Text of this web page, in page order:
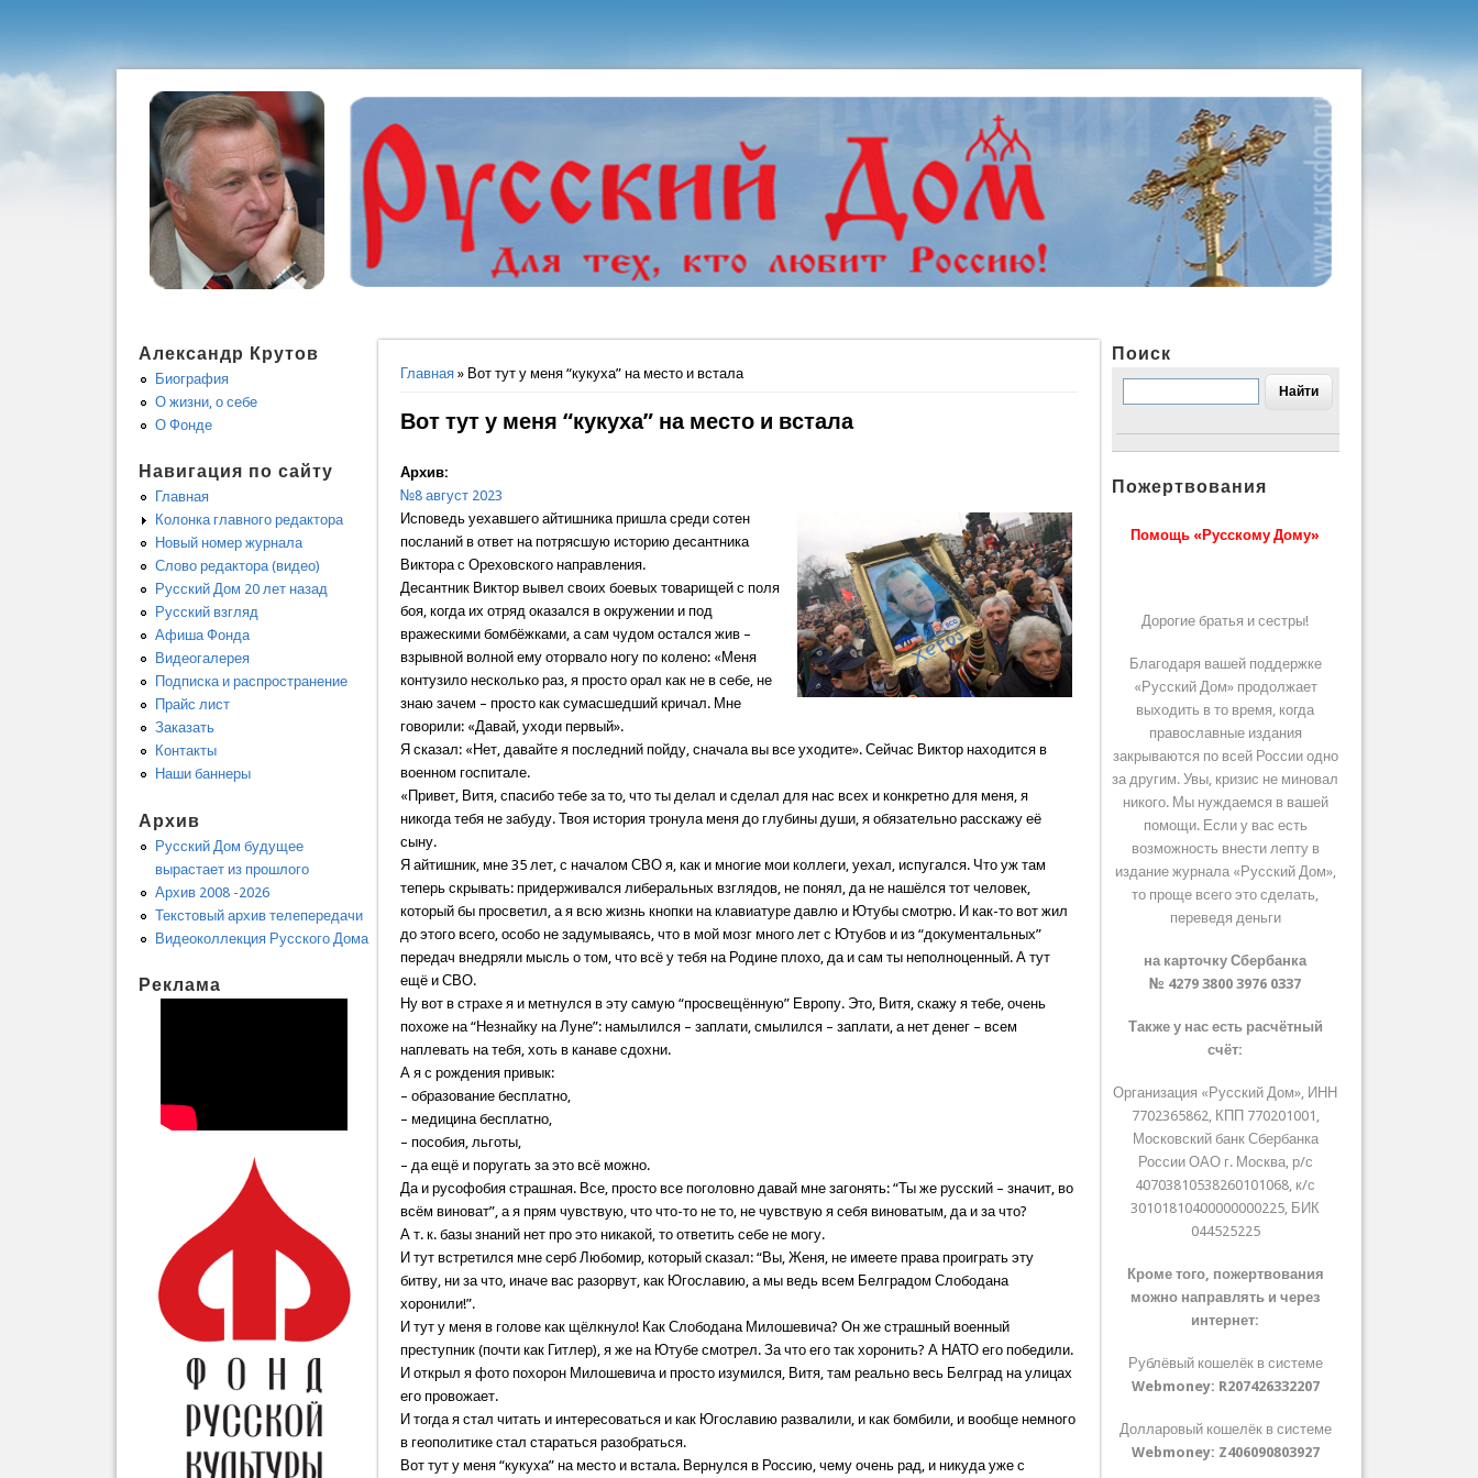
Вы здесь
Главная » Вот тут у меня “кукуха” на место и встала
Вот тут у меня “кукуха” на место и встала
Архив:
№8 август 2023
Исповедь уехавшего айтишника пришла среди сотен
посланий в ответ на потрясшую историю десантника
Виктора с Ореховского направления.
Десантник Виктор вывел своих боевых товарищей с поля
боя, когда их отряд оказался в окружении и под
вражескими бомбёжками, а сам чудом остался жив –
взрывной волной ему оторвало ногу по колено: «Меня
контузило несколько раз, я просто орал как не в себе, не
знаю зачем – просто как сумасшедший кричал. Мне
говорили: «Давай, уходи первый».
Я сказал: «Нет, давайте я последний пойду, сначала вы все уходите». Сейчас Виктор находится в
военном госпитале.
«Привет, Витя, спасибо тебе за то, что ты делал и сделал для нас всех и конкретно для меня, я
никогда тебя не забуду. Твоя история тронула меня до глубины души, я обязательно расскажу её
сыну.
Я айтишник, мне 35 лет, с началом СВО я, как и многие мои коллеги, уехал, испугался. Что уж там
теперь скрывать: придерживался либеральных взглядов, не понял, да не нашёлся тот человек,
который бы просветил, а я всю жизнь кнопки на клавиатуре давлю и Ютубы смотрю. И как-то вот жил
до этого всего, особо не задумываясь, что в мой мозг много лет с Ютубов и из “документальных”
передач внедряли мысль о том, что всё у тебя на Родине плохо, да и сам ты неполноценный. А тут
ещё и СВО.
Ну вот в страхе я и метнулся в эту самую “просвещённую” Европу. Это, Витя, скажу я тебе, очень
похоже на “Незнайку на Луне”: намылился – заплати, смылился – заплати, а нет денег – всем
наплевать на тебя, хоть в канаве сдохни.
А я с рождения привык:
– образование бесплатно,
– медицина бесплатно,
– пособия, льготы,
– да ещё и поругать за это всё можно.
Да и русофобия страшная. Все, просто все поголовно давай мне загонять: “Ты же русский – значит, во
всём виноват”, а я прям чувствую, что что-то не то, не чувствую я себя виноватым, да и за что?
А т. к. базы знаний нет про это никакой, то ответить себе не могу.
И тут встретился мне серб Любомир, который сказал: “Вы, Женя, не имеете права проиграть эту
битву, ни за что, иначе вас разорвут, как Югославию, а мы ведь всем Белградом Слободана
хоронили!”.
И тут у меня в голове как щёлкнуло! Как Слободана Милошевича? Он же страшный военный
преступник (почти как Гитлер), я же на Ютубе смотрел. За что его так хоронить? А НАТО его победили.
И открыл я фото похорон Милошевича и просто изумился, Витя, там реально весь Белград на улицах
его провожает.
И тогда я стал читать и интересоваться и как Югославию развалили, и как бомбили, и вообще немного
в геополитике стал стараться разобраться.
Вот тут у меня “кукуха” на место и встала. Вернулся в Россию, чему очень рад, и никуда уже с
Александр Крутов
Биография
О жизни, о себе
О Фонде
Навигация по сайту
Главная
Колонка главного редактора
Новый номер журнала
Слово редактора (видео)
Русский Дом 20 лет назад
Русский взгляд
Афиша Фонда
Видеогалерея
Подписка и распространение
Прайс лист
Заказать
Контакты
Наши баннеры
Архив
Русский Дом будущее
вырастает из прошлого
Архив 2008 -2026
Текстовый архив телепередачи
Видеоколлекция Русского Дома
Реклама
Поиск
Пожертвования
Помощь «Русскому Дому»
Дорогие братья и сестры!
Благодаря вашей поддержке
«Русский Дом» продолжает
выходить в то время, когда
православные издания
закрываются по всей России одно
за другим. Увы, кризис не миновал
никого. Мы нуждаемся в вашей
помощи. Если у вас есть
возможность внести лепту в
издание журнала «Русский Дом»,
то проще всего это сделать,
переведя деньги
на карточку Сбербанка
№ 4279 3800 3976 0337
Также у нас есть расчётный
счёт:
Организация «Русский Дом», ИНН
7702365862, КПП 770201001,
Московский банк Сбербанка
России ОАО г. Москва, р/с
40703810538260101068, к/с
30101810400000000225, БИК
044525225
Кроме того, пожертвования
можно направлять и через
интернет:
Рублёвый кошелёк в системе
Webmoney: R207426332207
Долларовый кошелёк в системе
Webmoney: Z406090803927